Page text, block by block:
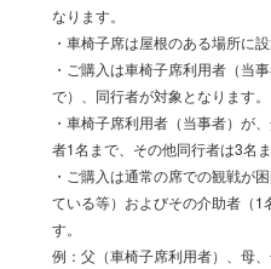
なります。
・車椅子席は屋根のある場所に設
・ご購入は車椅子席利用者（当
で）、同行者が対象となります。
・車椅子席利用者（当事者）が
者1名まで、その他同行者は3名ま
・ご購入は通常の席での観戦が
ている等）およびその介助者（1
す。
例：父（車椅子席利用者）、母